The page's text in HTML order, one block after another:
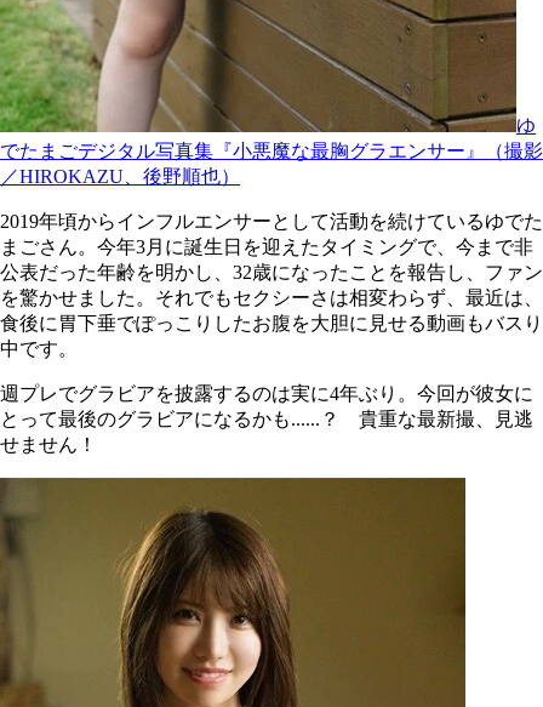
ゆ
でたまごデジタル写真集『小悪魔な最胸グラエンサー』（撮影
／HIROKAZU、後野順也）
2019年頃からインフルエンサーとして活動を続けているゆでた
まごさん。今年3月に誕生日を迎えたタイミングで、今まで非
公表だった年齢を明かし、32歳になったことを報告し、ファン
を驚かせました。それでもセクシーさは相変わらず、最近は、
食後に胃下垂でぽっこりしたお腹を大胆に見せる動画もバスり
中です。
週プレでグラビアを披露するのは実に4年ぶり。今回が彼女に
とって最後のグラビアになるかも......？ 貴重な最新撮、見逃
せません！